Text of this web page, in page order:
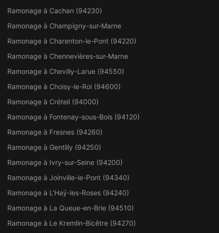
Ramonage à Cachan (94230)
Ramonage à Champigny-sur-Marne
Ramonage à Charenton-le-Pont (94220)
Ramonage à Chennevières-sur-Marne
Ramonage à Chevilly-Larue (94550)
Ramonage à Choisy-le-Roi (94600)
Ramonage à Créteil (94000)
Ramonage à Fontenay-sous-Bois (94120)
Ramonage à Fresnes (94260)
Ramonage à Gentilly (94250)
Ramonage à Ivry-sur-Seine (94200)
Ramonage à Joinville-le-Pont (94340)
Ramonage à L’Haÿ-les-Roses (94240)
Ramonage à La Queue-en-Brie (94510)
Ramonage à Le Kremlin-Bicêtre (94270)